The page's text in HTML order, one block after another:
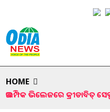
HOME
ଅଲମ୍ପିକ ଭିଲେଜରେ କ୍ରୀଡାବିତ୍